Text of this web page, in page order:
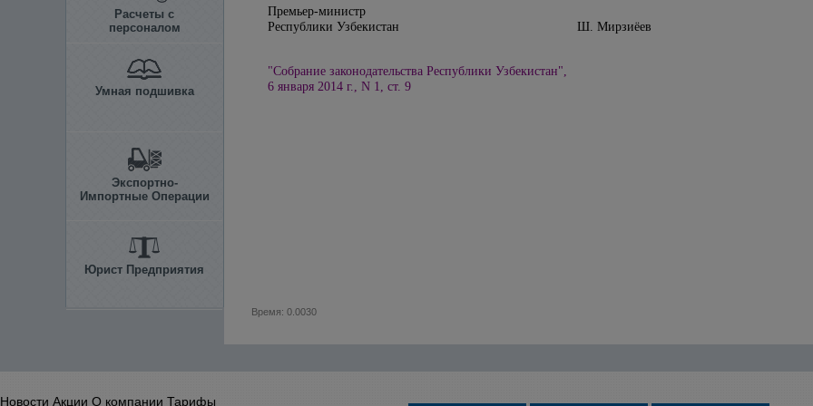
Расчеты с
персоналом
Умная подшивка
Экспортно-
Импортные Операции
Юрист Предприятия
Премьер-министр
Республики Узбекистан Ш. Мирзиёев
"Собрание законодательства Республики Узбекистан",
6 января 2014 г., N 1, ст. 9
Время: 0.0030
Новости Акции О компании Тарифы